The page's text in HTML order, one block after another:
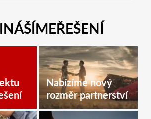
Nabízíme nový
rozměr partnerství